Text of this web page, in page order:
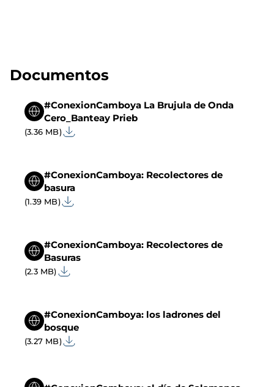
Documentos
#ConexionCamboya La Brujula de Onda
Cero_Banteay Prieb
(3.36 MB)
#ConexionCamboya: Recolectores de
basura
(1.39 MB)
#ConexionCamboya: Recolectores de
Basuras
(2.3 MB)
#ConexionCamboya: los ladrones del
bosque
(3.27 MB)